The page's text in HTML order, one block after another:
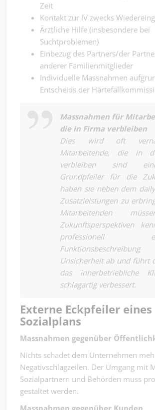
Zeit
Kontakt zur IV zwecks
Ärztliche Hilfe (insbesondere bei
Suchtproblemen)
Einbezug des Partners/der
anderer Familienmitglieder
Individuelle Massnahmen
Entscheids der
Massnahmen für
die in Firma verbleiben
Dies wird oft
Mitarbeitende, die in
verbleiben sind
Grundpfeiler für die
haben sie neben dem
Zusatzleistungen zu
Mitarbeitenden
Zukunftsperspektiven
professionell
Unsicherheit ab und führt
das innerbetriebliche
schlagartig verbessert.
Externe Eckpfeiler eines
Sozialplans
Massnahmen gegenüber
Nichts schadet dem Unternehmen
Negativschlagzeilen. Der Umgang mit
Sozialpartnern und Behörden muss
gestaltet werden.
Massnahmen gegenüber Kunden